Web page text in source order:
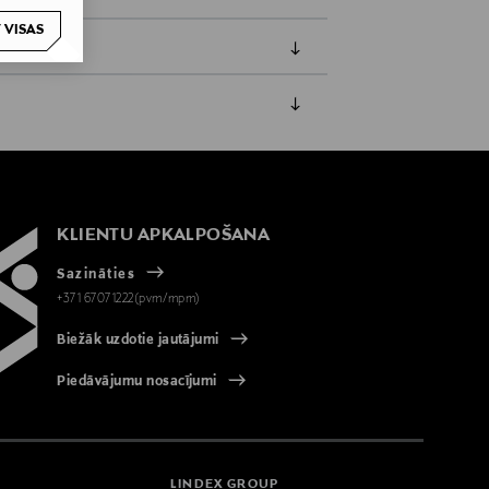
VISAS
KLIENTU APKALPOŠANA
Sazināties
+371 67071222(pvm/mpm)
Biežāk uzdotie jautājumi
Piedāvājumu nosacījumi
LINDEX GROUP